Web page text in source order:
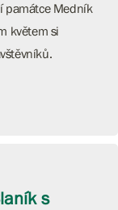
památce Medník
květem si
s